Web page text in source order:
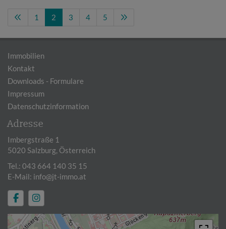
1 2 3 4 5
Immobilien
Kontakt
Downloads - Formulare
Impressum
Datenschutzinformation
Adresse
Imbergstraße 1
5020 Salzburg, Österreich
Tel.: 043 664 140 35 15
E-Mail: info@jt-immo.at